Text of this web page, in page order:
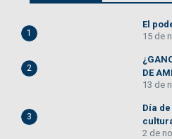
1
El
15 de
2
DE
13 de
3
Día
2 de